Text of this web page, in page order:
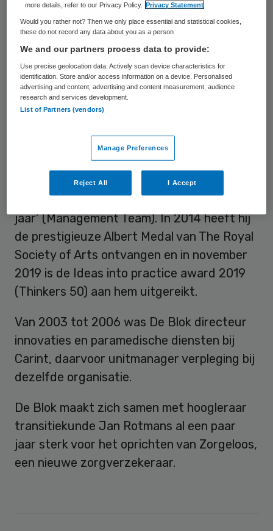
De Blok maakte school met zelfsturende
en buitenland.
Buurtzorg heeft de afgelopen jaren
nemen. Zo heeft Buurtzorg meerdere
malen de Beste Werkgevers Award
(Effectory) gewonnen en is Jos de Blok in
2012 verkozen tot ‘Gamechanger van het
jaar’ (Management Team). In 2014 heeft hij
de prestigieuze Albert Medal van The Royal
Society of Arts ontvangen en in november
2019 is de Ideas into practice award 2019
(Thinkers 50) aan hem uitgereikt.
Van 2003 tot 2006 was De Blok directeur
innovaties en paramedische diensten bij
Carint, daarvoor unitmanager verpleging bij
dezelfde organisatie.
De Blok maakt zich samen met hoogleraar
transitiekunde Jan Rotmans al een paar
jaar sterk voor het oprichten van Zorgeloos,
een nieuwe zorgverzekeraar.
more details, refer to our Privacy Policy. Privacy Statement
Would you rather not? Then we only place essential and statistical cookies,
these do not record any data about you as a person
We and our partners process data to provide:
Use precise geolocation data. Actively scan device characteristics for
identification. Store and/or access information on a device. Personalised
advertising and content, advertising and content measurement, audience
research and services development.
List of Partners (vendors)
Manage Preferences
Reject All I Accept